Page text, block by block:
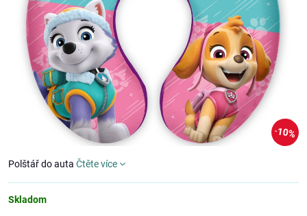
10%
Polštář do auta Čtěte více
Skladom